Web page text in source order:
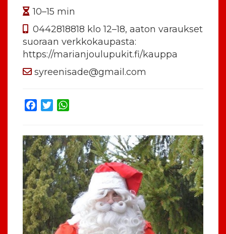
10–15 min
0442818818 klo 12–18, aaton varaukset
suoraan verkkokaupasta:
https://marianjoulupukit.fi/kauppa
syreenisade@gmail.com
Facebook
Twitter